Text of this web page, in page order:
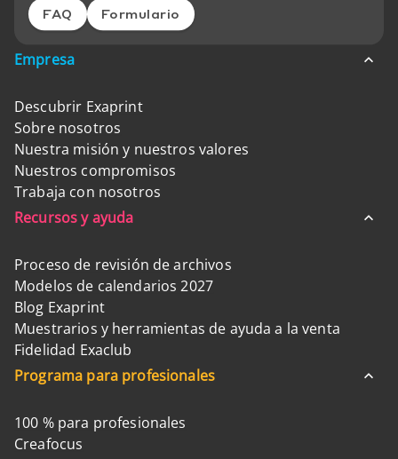
FAQ Formulario
Empresa
Descubrir Exaprint
Sobre nosotros
Nuestra misión y nuestros valores
Nuestros compromisos
Trabaja con nosotros
Recursos y ayuda
Proceso de revisión de archivos
Modelos de calendarios 2027
Blog Exaprint
Muestrarios y herramientas de ayuda a la venta
Fidelidad Exaclub
Programa para profesionales
100 % para profesionales
Creafocus